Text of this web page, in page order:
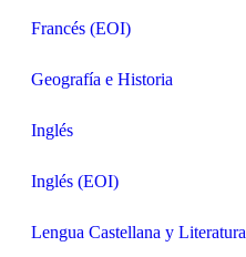
Francés (EOI)
Geografía e Historia
Inglés
Inglés (EOI)
Lengua Castellana y Literatura